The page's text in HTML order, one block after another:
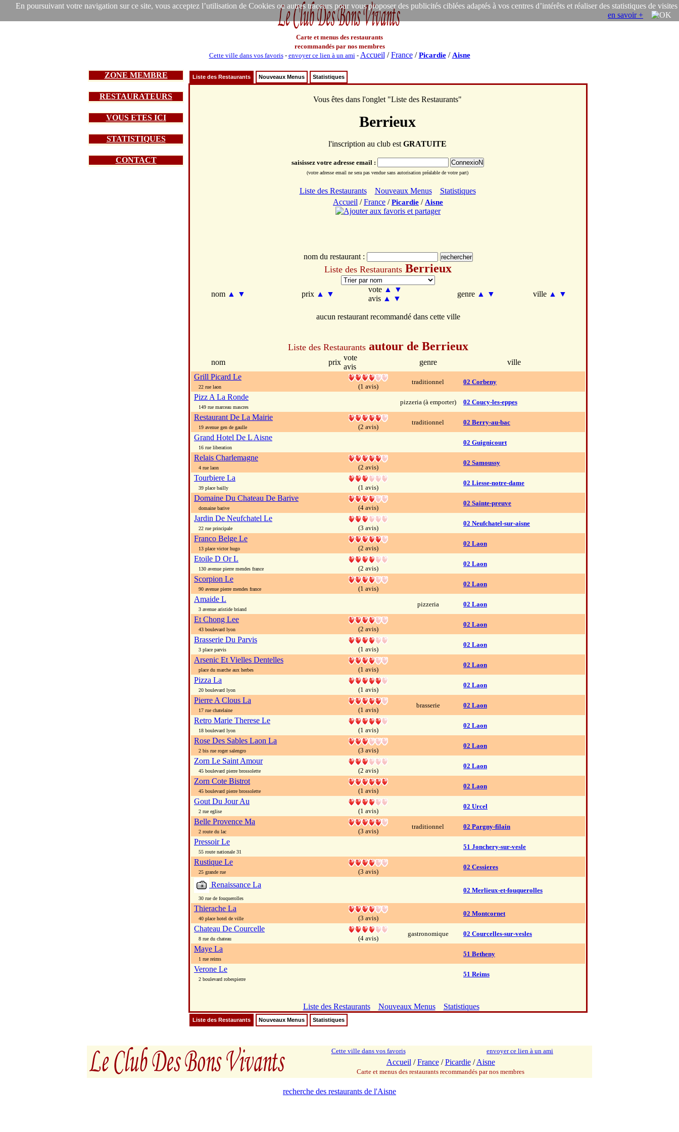
En poursuivant votre navigation sur ce site, vous acceptez l’utilisation de Cookies ou autres traceurs pour vous proposer des publicités ciblées adaptés à vos centres d’intérêts et réaliser des statistiques de visites
en savoir +
Carte et menus des restaurants
recommandés par nos membres
Cette ville dans vos favoris- envoyer ce lien à un ami- Accueil /France/Picardie/ Aisne
ZONE MEMBRE
RESTAURATEURS
VOUS ETES ICI
STATISTIQUES
CONTACT
Liste des Restaurants Nouveaux Menus Statistiques
Vous êtes dans l'onglet "Liste des Restaurants"
Berrieux
l'inscription au club est GRATUITE
saisissez votre adresse email :
(votre adresse email ne sera pas vendue sans autorisation préalable de votre part)
Liste des Restaurants Nouveaux Menus
Statistiques
Accueil /France /Picardie / Aisne
nom du restaurant :
Liste des Restaurants Berrieux
nom ▲ ▼ prix ▲ ▼
vote ▲
▼
avis ▲ ▼
genre ▲ ▼ ville ▲ ▼
aucun restaurant recommandé dans cette ville
Liste des Restaurants autour de Berrieux
nom prix
vote
avis
genre
ville
Grill Picard Le
22 rue laon (1 avis)
traditionnel 02 Corbeny
Pizz A La Ronde
149 rue marceau mascres
pizzeria (à emporter) 02 Coucy-les-eppes
Restaurant De La Mairie
19 avenue gen de gaulle (2 avis)
traditionnel 02 Berry-au-bac
Grand Hotel De L Aisne
16 rue liberation
02 Guignicourt
Relais Charlemagne
4 rue laon (2 avis)
02 Samoussy
Tourbiere La
39 place bailly (1 avis)
02 Liesse-notre-dame
Domaine Du Chateau De Barive
domaine barive (4 avis)
02 Sainte-preuve
Jardin De Neufchatel Le
22 rue principale (3 avis)
02 Neufchatel-sur-aisne
Franco Belge Le
13 place victor hugo (2 avis)
02 Laon
Etoile D Or L
130 avenue pierre mendes france (2 avis)
02 Laon
Scorpion Le
90 avenue pierre mendes france (1 avis)
02 Laon
Amaide L
3 avenue aristide briand
pizzeria 02 Laon
Et Chong Lee
43 boulevard lyon (2 avis)
02 Laon
Brasserie Du Parvis
3 place parvis (1 avis)
02 Laon
Arsenic Et Vielles Dentelles
place du marche aux herbes (1 avis)
02 Laon
Pizza La
20 boulevard lyon (1 avis)
02 Laon
Pierre A Clous La
17 rue chatelaine (1 avis)
brasserie 02 Laon
Retro Marie Therese Le
18 boulevard lyon (1 avis)
02 Laon
Rose Des Sables Laon La
2 bis rue roger salengro (3 avis)
02 Laon
Zorn Le Saint Amour
45 boulevard pierre brossolette (2 avis)
02 Laon
Zorn Cote Bistrot
45 boulevard pierre brossolette (1 avis)
02 Laon
Gout Du Jour Au
2 rue eglise (1 avis)
02 Urcel
Belle Provence Ma
2 route du lac (3 avis)
traditionnel 02 Pargny-filain
Pressoir Le
55 route nationale 31
51 Jonchery-sur-vesle
Rustique Le
25 grande rue (3 avis)
02 Cessieres
Renaissance La
30 rue de fouquerolles
02 Merlieux-et-fouquerolles
Thierache La
40 place hotel de ville (3 avis)
02 Montcornet
Chateau De Courcelle
8 rue du chateau (4 avis)
gastronomique 02 Courcelles-sur-vesles
Maye La
1 rue reims
51 Betheny
Verone Le
2 boulevard robespierre
51 Reims
Liste des Restaurants Nouveaux Menus Statistiques
Liste des Restaurants Nouveaux Menus Statistiques
Cette ville dans vos favoris envoyer ce lien à un ami
Accueil /France/Picardie/Aisne
Carte et menus des restaurants recommandés par nos membres
recherche des restaurants de l'Aisne